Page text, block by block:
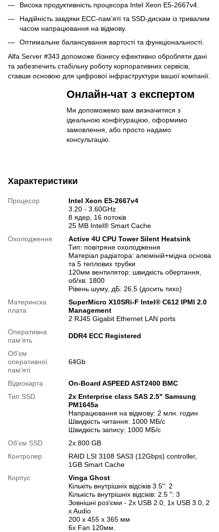
Висока продуктивність процесора Intel Xeon E5-2667v4.
Надійність завдяки ECC-пам’яті та SSD-дискам із тривалим
часом напрацювання на відмову.
Оптимальне балансування вартості та функціональності.
Alfa Server #343 допоможе бізнесу ефективно обробляти дані
та забезпечить стабільну роботу корпоративних сервісів,
ставши основою для цифрової інфраструктури вашої компанії.
Онлайн-чат з експертом
Ми допоможемо вам визначитися з
ідеальною конфігурацією, оформимо
замовлення, або просто надамо
консультацію.
Характеристики
Процесор
Intel Xeon E5-2667v4
3.20 - 3.60GHz
8 ядер, 16 потоків
25 MB Intel® Smart Cache
Охолодження
Active 4U CPU Tower Silent Heatsink
Тип: повітряне охолодження
Матеріал радіатора: алюміній+мідна основа
та 5 теплових трубки
120мм вентилятор: швидкість обертання,
об/хв: 1800
Рівень шуму, дБ: 26,5 (досить тихо)
Материнска
плата
SuperMicro X10SRi-F Intel® C612 IPMI 2.0
Management
2 RJ45 Gigabit Ethernet LAN ports
Оперативна
памʼять
DDR4 ECC Registered
Об'єм
оперативної
пам'яті
64Gb
Відеокарта
On-Board ASPEED AST2400 BMC
Тип SSD
2x Enterprise class SAS 2.5" Samsung
PM1645a
Напрацювання на відмову: 2 млн. годин
Швидкість читання: 1000 МБ/с
Швидкість запису: 1000 МБ/с
Об'єм SSD
2х 800 GB
Контролер
RAID LSI 3108 SAS3 (12Gbps) controller,
1GB Smart Cache
Корпус
Vinga Ghost
Кількіть внутрішніх відсіків 3.5": 2
Кількість внутрішніх відсіків: 2.5 ": 3
Зовнішні роз'єми - 2x USB 2.0, 1x USB 3.0, 2
x Audio
200 х 455 х 365 мм
6x Fan 120мм.